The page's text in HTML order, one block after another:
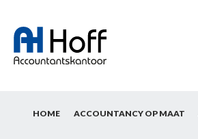
HOME ACCOUNTANCY OP MAAT